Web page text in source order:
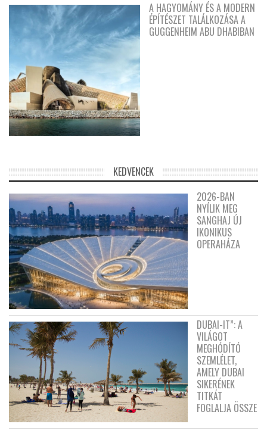
A HAGYOMÁNY ÉS A MODERN
ÉPÍTÉSZET TALÁLKOZÁSA A
GUGGENHEIM ABU DHABIBAN
KEDVENCEK
2026-BAN
NYÍLIK MEG
SANGHAJ ÚJ
IKONIKUS
OPERAHÁZA
DUBAI-IT”: A
VILÁGOT
MEGHÓDÍTÓ
SZEMLÉLET,
AMELY DUBAI
SIKERÉNEK
TITKÁT
FOGLALJA ÖSSZE